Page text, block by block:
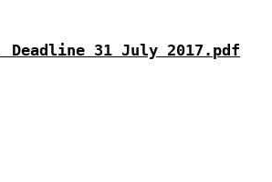
Deadline 31 July 2017.pdf